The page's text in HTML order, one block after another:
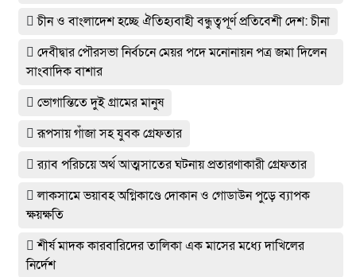
চীন ও বাংলাদেশ হচ্ছে ঐতিহ্যবাহী বন্ধুত্বপূর্ণ প্রতিবেশী দেশ: চীনা
দেবীদ্বার পৌরসভা নির্বচনে মেয়র পদে মনোনায়ন পত্র জমা দিলেন
সাংবাদিক বাশার
ভোগান্তিতে দুই গ্রামের মানুষ
রূপসায় গাঁজা সহ যুবক গ্রেফতার
র‌্যাব পরিচয়ে অর্থ আত্মসাতের ঘটনায় প্রতারণাকারী গ্রেফতার
লাকসামে ভয়াবহ অগ্নিকাণ্ডে দোকান ও গোডাউন পুড়ে ব‍্যাপক
ক্ষয়ক্ষতি
শীর্ষ মাদক কারবারিদের তালিকা এক মাসের মধ্যে দাখিলের
নির্দেশ